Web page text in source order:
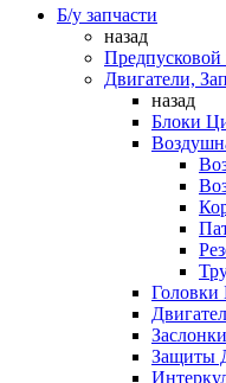
Б/у запчасти
назад
Предпусковой
Двигатели,
назад
Блоки
Защиты